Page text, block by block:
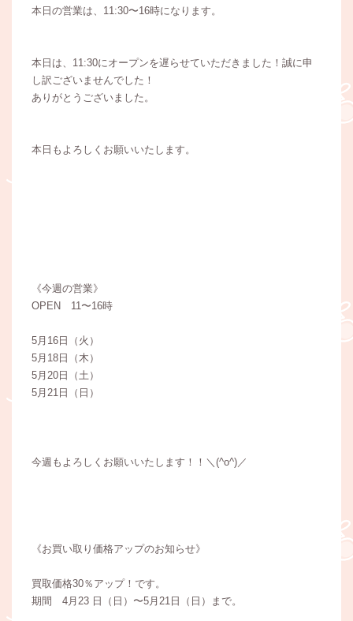
本日の営業は、11:30〜16時になります。
本日は、11:30にオープンを遅らせていただきました！誠に申
し訳ございませんでした！
ありがとうございました。
本日もよろしくお願いいたします。
《今週の営業》
OPEN 11〜16時
5月16日（火）
5月18日（木）
5月20日（土）
5月21日（日）
今週もよろしくお願いいたします！！＼(^o^)／
《お買い取り価格アップのお知らせ》
買取価格30％アップ！です。
期間 4月23 日（日）〜5月21日（日）まで。